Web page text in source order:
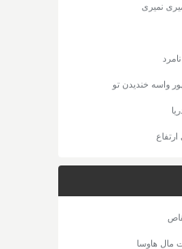
نمیری
واسه خندیدن تو
مال هاوسا